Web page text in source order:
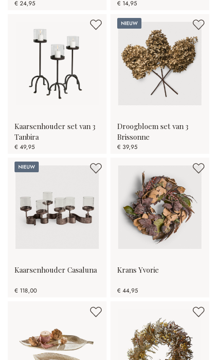
€ 24,95 € 14,95
Kaarsenhouder set van 3
Tanbira
€ 49,95
Nieuw
Droogbloem set van 3
Brissonne
€ 39,95
Nieuw
Kaarsenhouder Casaluna
€ 118,00
Krans Yvorie
€ 44,95